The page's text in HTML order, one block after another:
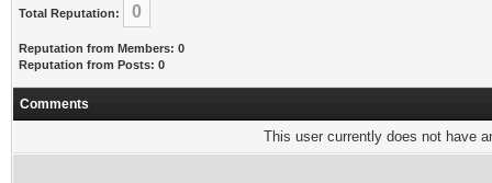
Total Reputation: 0
Reputation from Members: 0
Reputation from Posts: 0
Comments
This user currently does not have